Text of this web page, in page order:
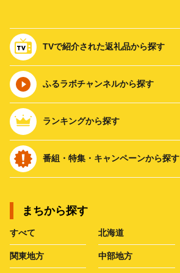
TVで紹介された返礼品から探す
ふるラボチャンネルから探す
ランキングから探す
番組・特集・キャンペーンから探す
まちから探す
すべて 北海道
関東地方 中部地方